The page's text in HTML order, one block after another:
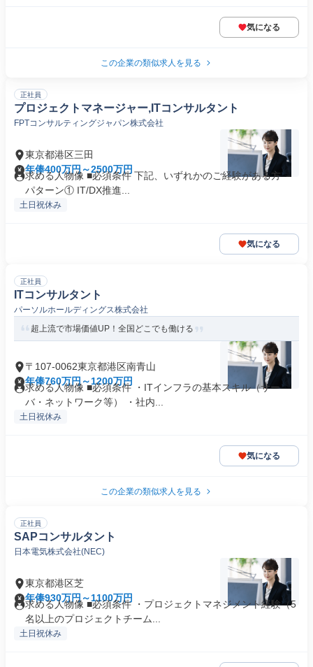
気になる
この企業の類似求人を見る
正社員
プロジェクトマネージャー,ITコンサルタント
FPTコンサルティングジャパン株式会社
東京都港区三田
年俸400万円～2500万円
求める人物像 ■必須条件 下記、いずれかのご経験がある方 －
パターン① IT/DX推進...
土日祝休み
気になる
正社員
ITコンサルタント
パーソルホールディングス株式会社
超上流で市場価値UP！全国どこでも働ける
〒107-0062東京都港区南青山
年俸760万円～1200万円
求める人物像 ■必須条件 ・ITインフラの基本スキル（サー
バ・ネットワーク等） ・社内...
土日祝休み
気になる
この企業の類似求人を見る
正社員
SAPコンサルタント
日本電気株式会社(NEC)
東京都港区芝
年俸930万円～1100万円
求める人物像 ■必須条件 ・プロジェクトマネジメント経験（5
名以上のプロジェクトチーム...
土日祝休み